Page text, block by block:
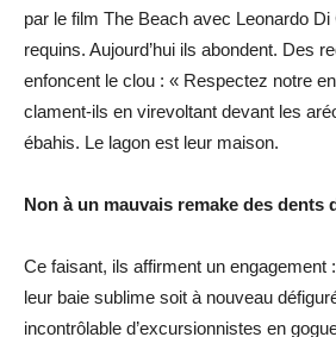
par le film The Beach avec Leonardo
requins. Aujourd’hui ils abondent. Des
enfoncent le clou : « Respectez notre
clament-ils en virevoltant devant les
ébahis. Le lagon est leur maison.
Non à un mauvais remake des dents
Ce faisant, ils affirment un engagement
leur baie sublime soit à nouveau
incontrôlable d’excursionnistes en